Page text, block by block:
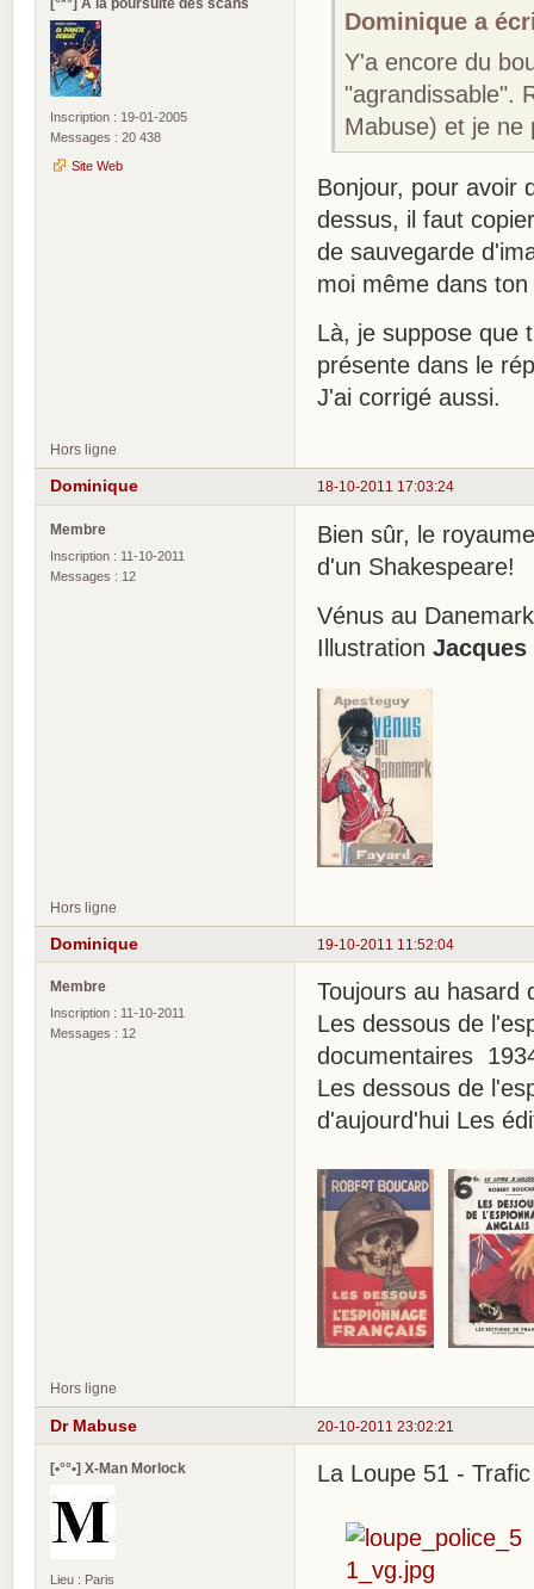
Inscription : 19-01-2005
Messages : 20 438
Site Web
Dominique a
Y'a encore du
"agrandissable".
Mabuse) et je ne
Bonjour, pour avoir
dessus, il faut
de sauvegarde
moi même dans
Là, je suppose que
présente dans le
J'ai corrigé aussi.
Hors ligne
18-10-2011 17:03:24
Dominique
Membre
Inscription : 11-10-2011
Messages : 12
Bien sûr, le
d'un Shakespeare!
Vénus au
Illustration Jacques
Hors ligne
19-10-2011 11:52:04
Dominique
Membre
Inscription : 11-10-2011
Messages : 12
Toujours au hasard
Les dessous de
documentaires
Les dessous de
d'aujourd'hui Les
Hors ligne
20-10-2011 23:02:21
Dr Mabuse
[•°°•] X-Man Morlock
Lieu : Paris
La Loupe 51 -